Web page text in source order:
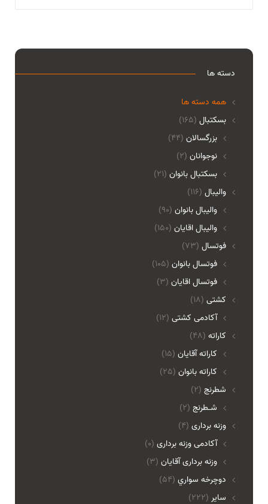
دسته ها
همه دسته ها
(165) بسکتبال
بزرگسالان (44)
نوجوانان (2)
بسکتبال بانوان (21)
(116) والیبال
واليبال بانوان (90)
واليبال اقايان (150)
(73) فوتسال
فوتسال بانوان (105)
فوتسال اقايان (3)
(18) کشتی
آکادمی کشتی (12)
(48) کاراته
کاراته آقایان (15)
کاراته بانوان (25)
(2) شطرنج
شـطرنج (2)
(4) وزنه برداری
آکادمی وزنه برداری (0)
وزنه برداری آقایان (3)
(54) دوچرخه سواري
(222) ساير